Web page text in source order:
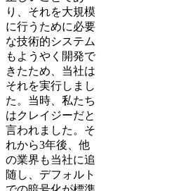
り、それを大規模
に行うために必要
な技術的システム
もようやく開発で
きたため、当社は
それを実行しまし
た。当時、私たち
はクレイジーだと
言われました。そ
れから3年後、他
の業界も当社に追
随し、デフォルト